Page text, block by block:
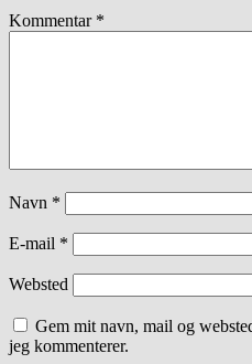
Kommentar *
Navn *
E-mail *
Websted
Gem mit navn, mail og
jeg kommenterer.